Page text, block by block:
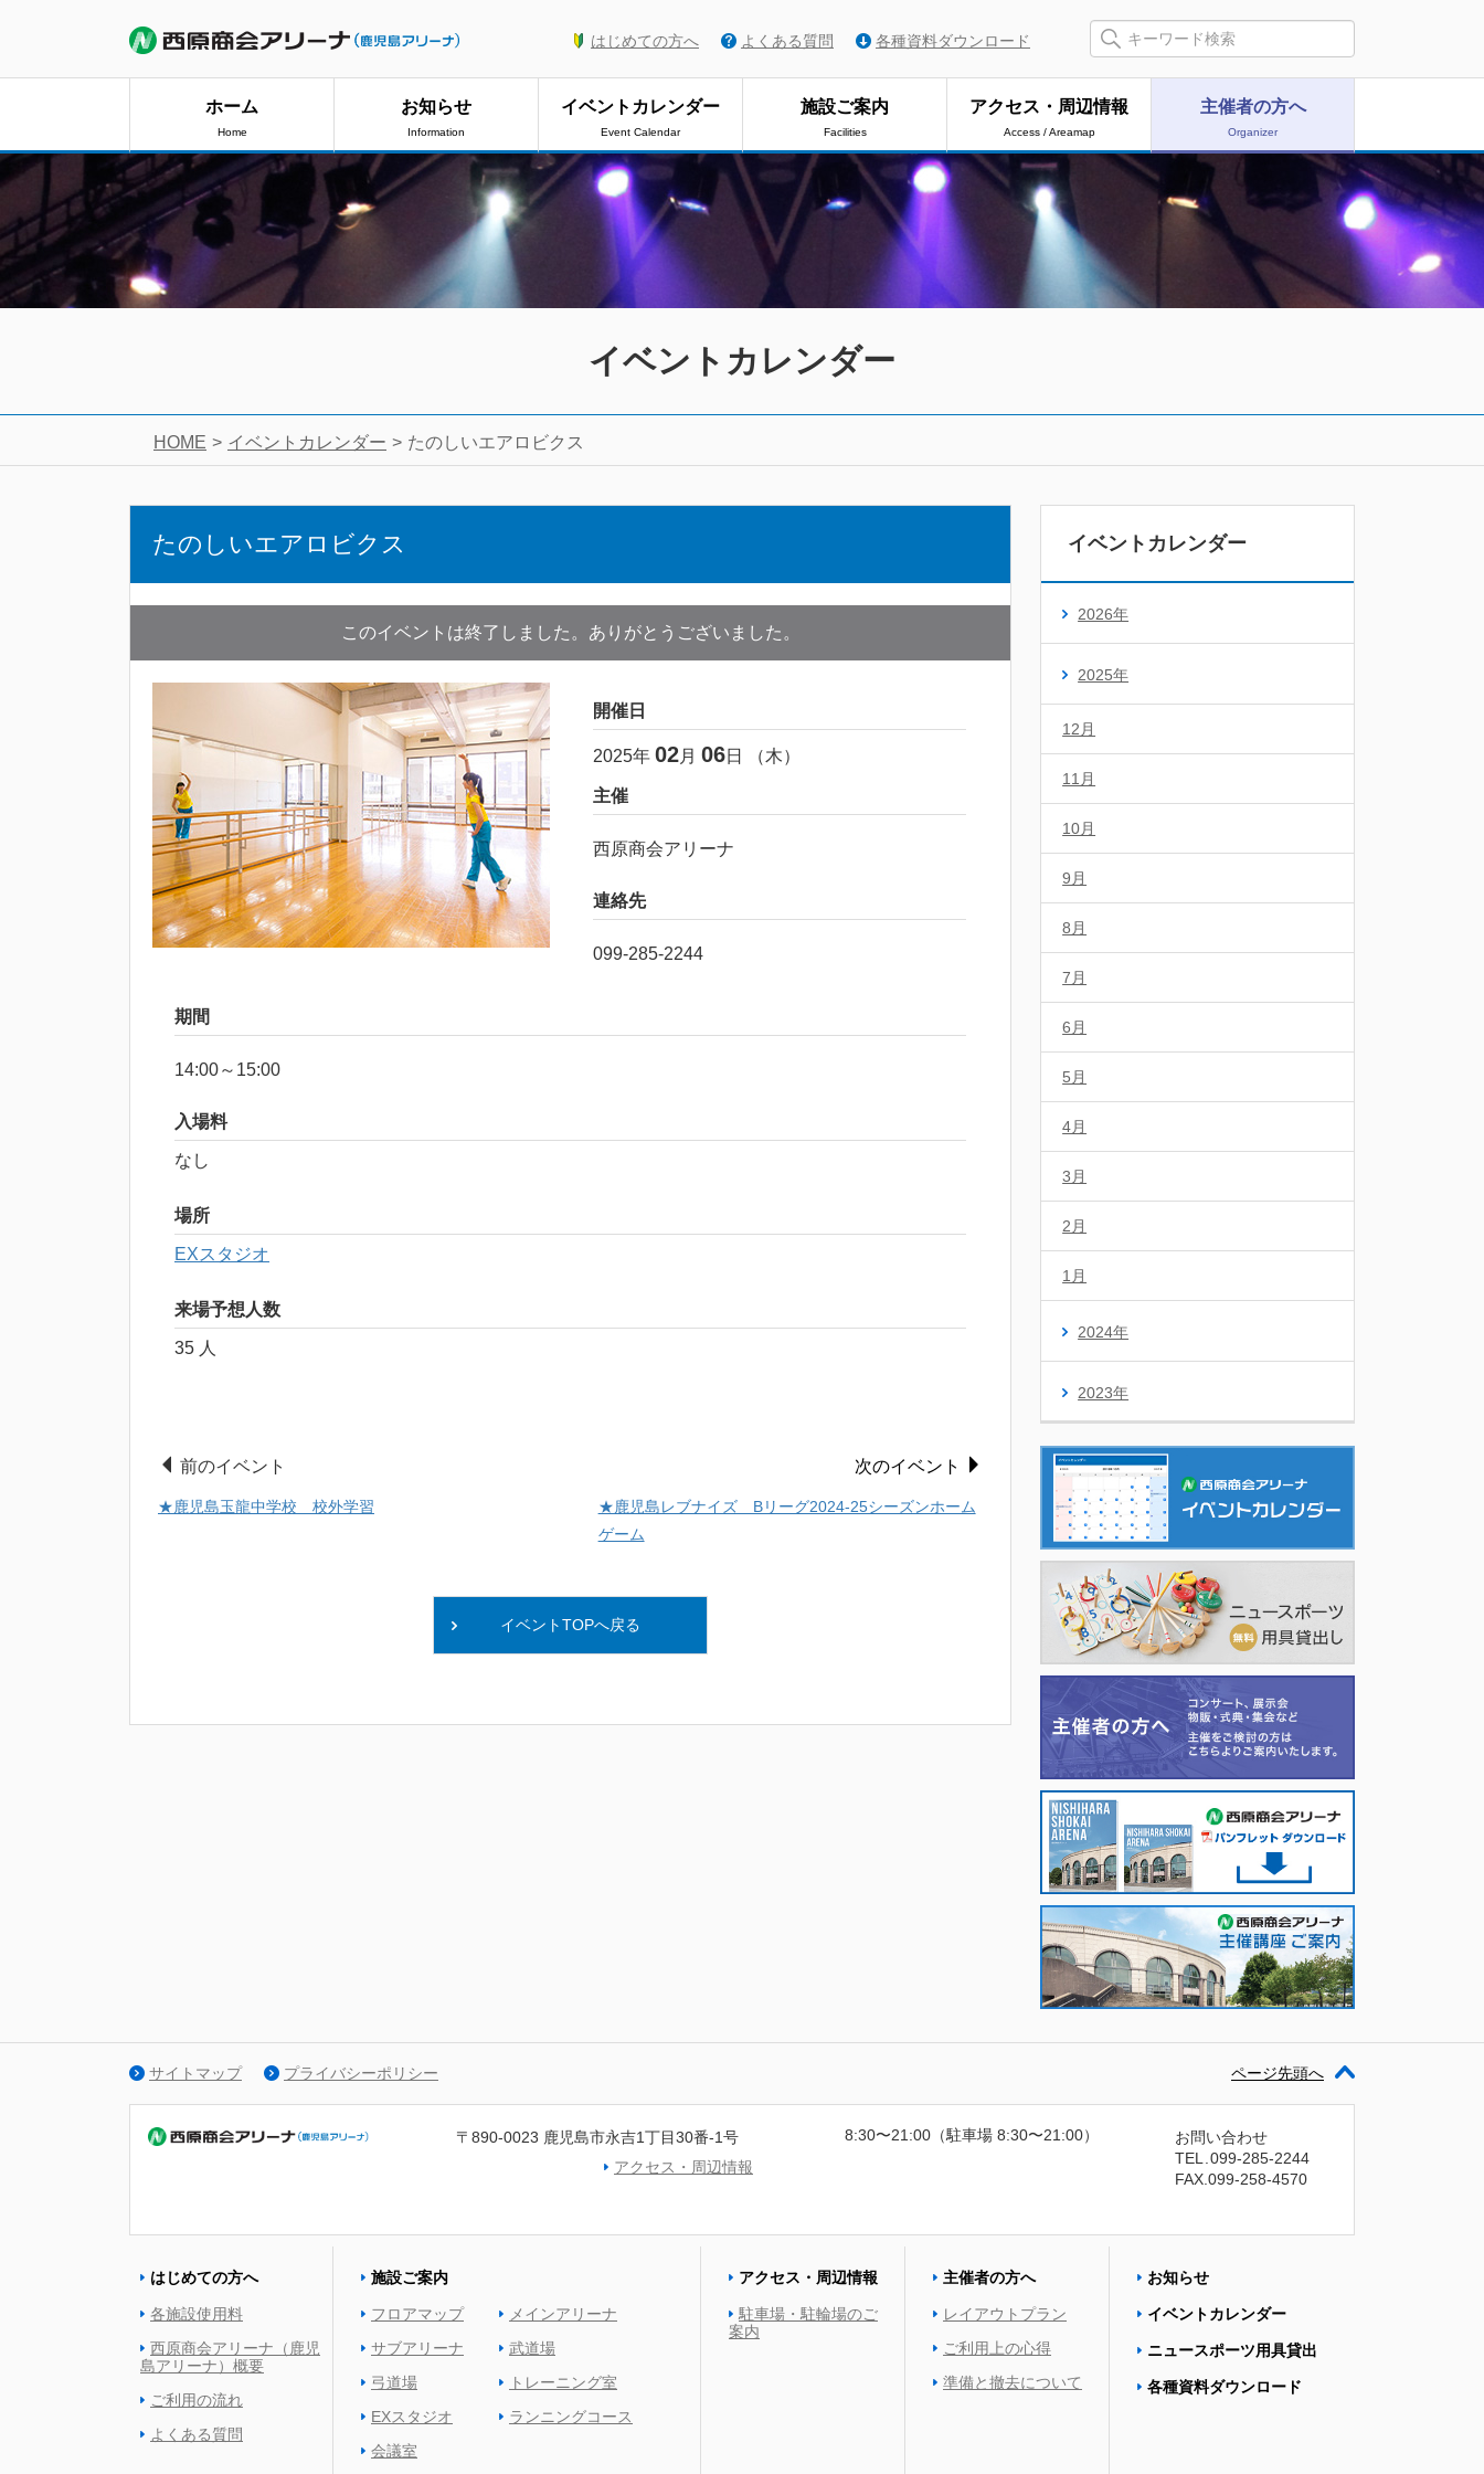
はじめての方へ よくある質問 各種資料ダウンロード
ホーム
Home
お知らせ
Information
イベントカレンダー
Event Calendar
施設ご案内
Facilities
アクセス・周辺情報
Access / Areamap
主催者の方へ
Organizer
イベントカレンダー
HOME イベントカレンダー たのしいエアロビクス
たのしいエアロビクス
このイベントは終了しました。ありがとうございました。
開催日
2025年 02月 06日 （木）
主催
西原商会アリーナ
連絡先
099-285-2244
期間
14:00～15:00
入場料
なし
場所
EXスタジオ
来場予想人数
35 人
前のイベント
★鹿児島玉龍中学校 校外学習
次のイベント
★鹿児島レブナイズ Bリーグ2024-25シーズンホーム
ゲーム
イベントTOPへ戻る
イベントカレンダー
2026年
2025年
12月
11月
10月
9月
8月
7月
6月
5月
4月
3月
2月
1月
2024年
2023年
サイトマップ プライバシーポリシー ページ先頭へ
〒890-0023 鹿児島市永吉1丁目30番-1号
アクセス・周辺情報
8:30〜21:00（駐車場 8:30〜21:00）
お問い合わせ
TEL
099-285-2244
FAX.099-258-4570
はじめての方へ
各施設使用料
西原商会アリーナ（鹿児
島アリーナ）概要
ご利用の流れ
よくある質問
施設ご案内
フロアマップ
サブアリーナ
弓道場
EXスタジオ
会議室
メインアリーナ
武道場
トレーニング室
ランニングコース
アクセス・周辺情報
駐車場・駐輪場のご
案内
主催者の方へ
レイアウトプラン
ご利用上の心得
準備と撤去について
お知らせ
イベントカレンダー
ニュースポーツ用具貸出
各種資料ダウンロード